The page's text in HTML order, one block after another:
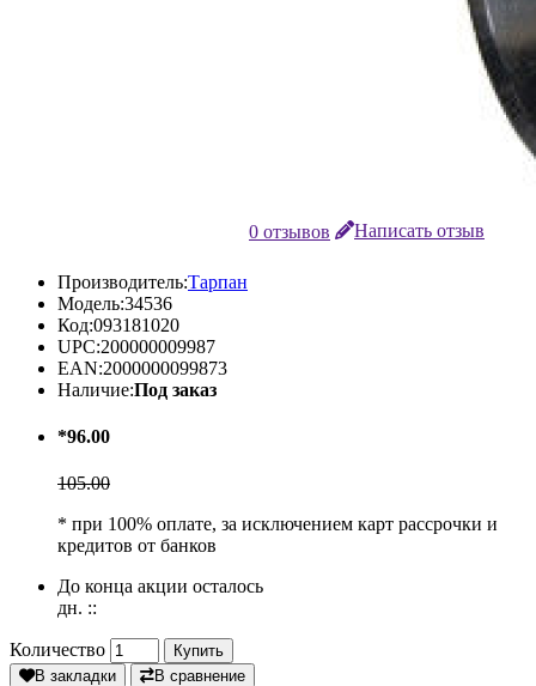
0 отзывов Написать отзыв
Производитель:Тарпан
Модель:34536
Код:093181020
UPC:200000009987
EAN:2000000099873
Наличие:Под заказ
*96.00
105.00
* при 100% оплате, за исключением карт рассрочки и
кредитов от банков
До конца акции осталось
дн. ::
Количество
Купить
В закладки
В сравнение